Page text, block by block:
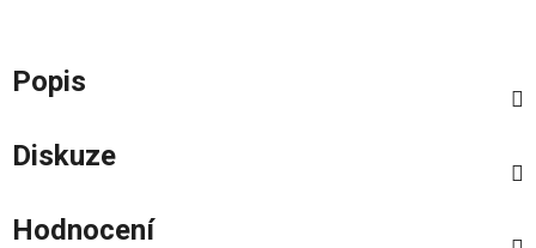
Popis
Diskuze
Hodnocení